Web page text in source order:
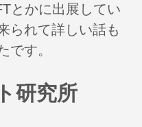
とかに出展してい
られて詳しい話も
です。
研究所